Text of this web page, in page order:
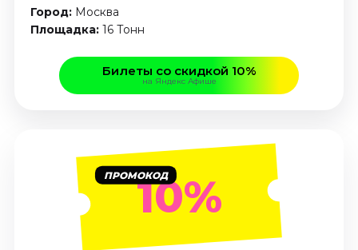
Август 2026
Сентябрь 2026
Ноябрь 2026
Декабрь 2026
Август 2026
Сентябрь 2026
Октябрь 2026
Декабрь 2026
Январь 2027
Город: Москва
Площадка: 16 Тонн
Билеты со скидкой 10%
на Яндекс Афише
ПРОМОКОД10%